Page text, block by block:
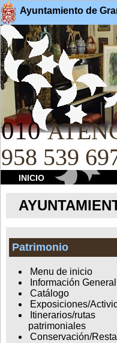
Ayuntamiento de
010
958 539
INICIO
Patrimonio
Menu de inicio
Información General
Catálogo
Exposiciones/
Itinerarios/rutas
patrimoniales
Conservación/